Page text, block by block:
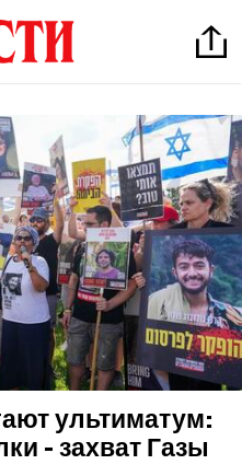
ультиматум:
- захват Газы